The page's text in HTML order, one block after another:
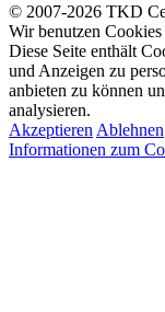
© 2007-2026 TKD
Wir benutzen Cookies
Diese Seite enthält
und Anzeigen zu
anbieten zu können
analysieren.
Akzeptieren Ablehnen
Informationen zum